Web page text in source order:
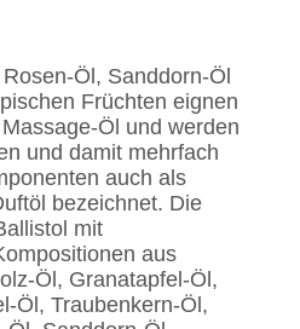
Öl, Sanddorn-Öl
Früchten eignen
Öl und werden
und damit mehrfach
auch als
bezeichnet. Die
mit
aus
Öl, Granatapfel-Öl,
Öl, Traubenkern-Öl,